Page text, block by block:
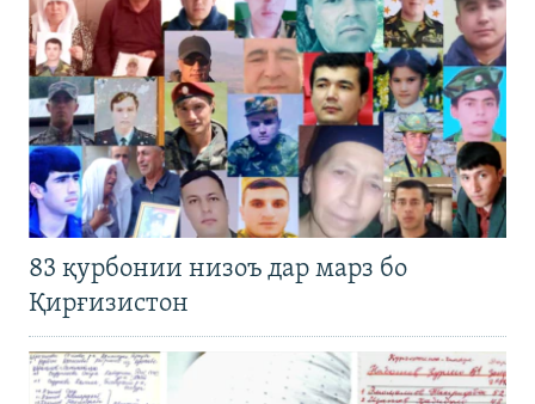
83 қурбонии низоъ дар марз бо
Қирғизистон